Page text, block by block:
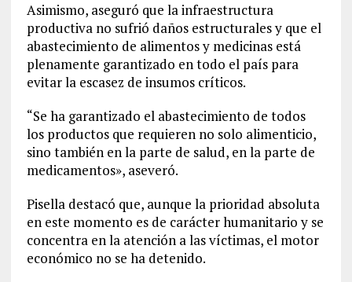
Asimismo, aseguró que la infraestructura
productiva no sufrió daños estructurales y que el
abastecimiento de alimentos y medicinas está
plenamente garantizado en todo el país para
evitar la escasez de insumos críticos.
“Se ha garantizado el abastecimiento de todos
los productos que requieren no solo alimenticio,
sino también en la parte de salud, en la parte de
medicamentos», aseveró.
Pisella destacó que, aunque la prioridad absoluta
en este momento es de carácter humanitario y se
concentra en la atención a las víctimas, el motor
económico no se ha detenido.